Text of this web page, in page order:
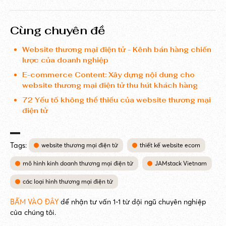
Cùng chuyên đề
Website thương mại điện tử - Kênh bán hàng chiến
lược của doanh nghiệp
E-commerce Content: Xây dựng nội dung cho
website thương mại điện tử thu hút khách hàng
72 Yếu tố không thể thiếu của website thương mại
điện tử
Tags: website thương mại điện tử thiết kế website ecom
mô hình kinh doanh thương mại điện tử JAMstack Vietnam
các loại hình thương mại điện tử
BẤM VÀO ĐÂYđể nhận tư vấn 1-1 từ đội ngũ chuyên nghiệp
của chúng tôi.